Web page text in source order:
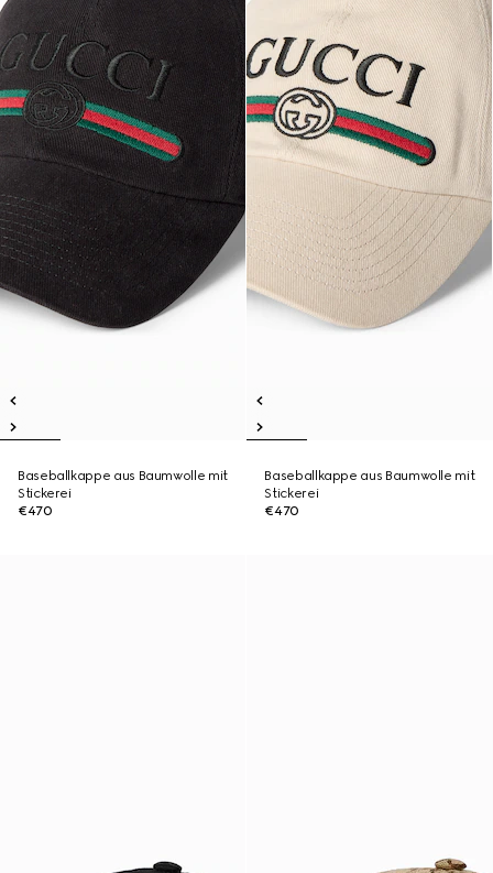
Baseballkappe aus Baumwolle mit
Stickerei
€470
Baseballkappe aus Baumwolle mit
Stickerei
€470